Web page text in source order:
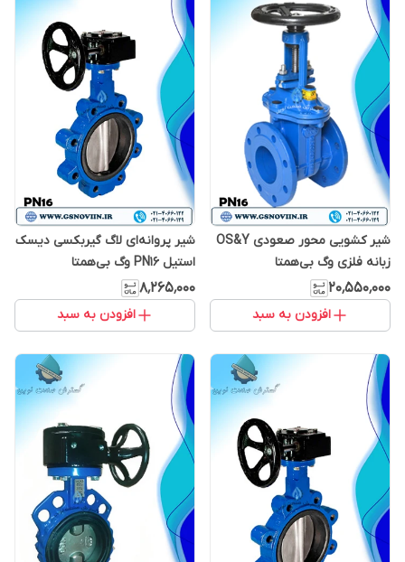
شیر کشویی محور صعودی OS&Y
زبانه فلزی وگ بی‌همتا
۲۰٬۵۵۰٬۰۰۰
افزودن به سبد
شیر پروانه‌ای لاگ گیربکسی دیسک
استیل PN16 وگ بی‌همتا
۸٬۲۶۵٬۰۰۰
افزودن به سبد